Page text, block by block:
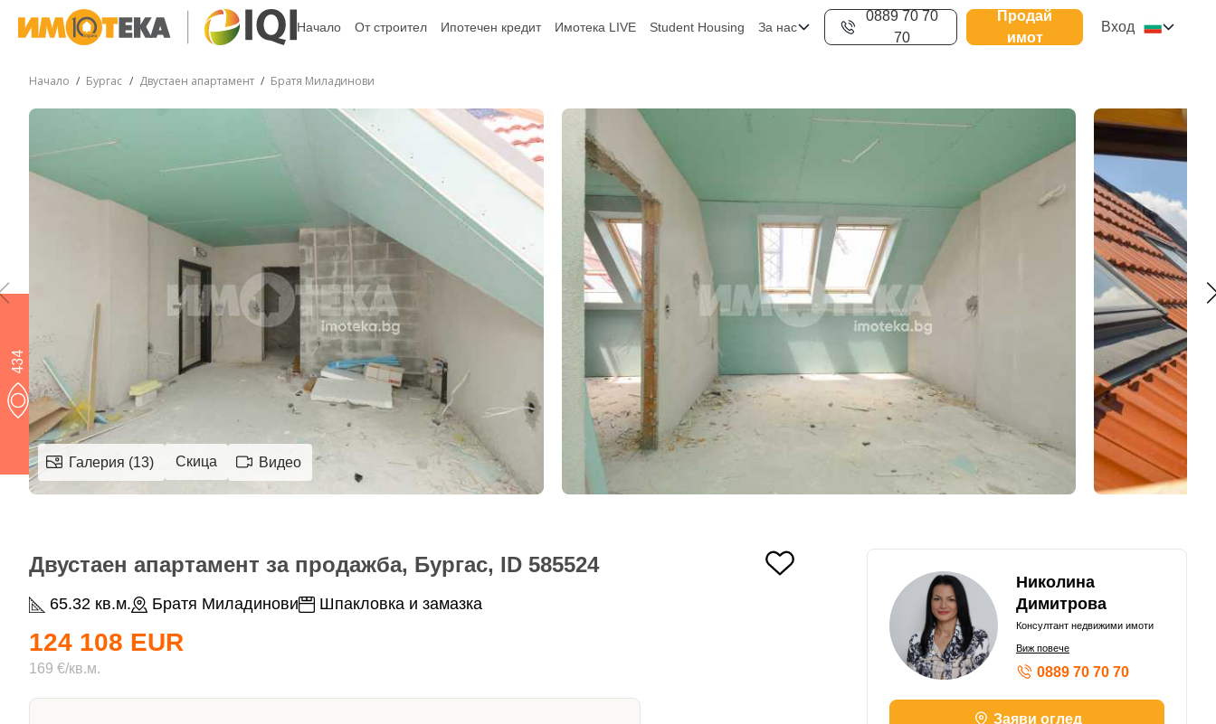
Начало От строител Ипотечен кредит Имотека LIVE Student Housing За нас
0889 70 70
70
Продай
имот
Вход
Начало Бургас Двустаен апартамент Братя Миладинови
434
Галерия (13) Скица Видео
Двустаен апартамент за продажба, Бургас, ID 585524
65.32 кв.м. Братя Миладинови Шпакловка и замазка
124 108 EUR
169 €/кв.м.
Николина
Димитрова
Консултант недвижими имоти
Виж повече
0889 70 70 70
Заяви оглед